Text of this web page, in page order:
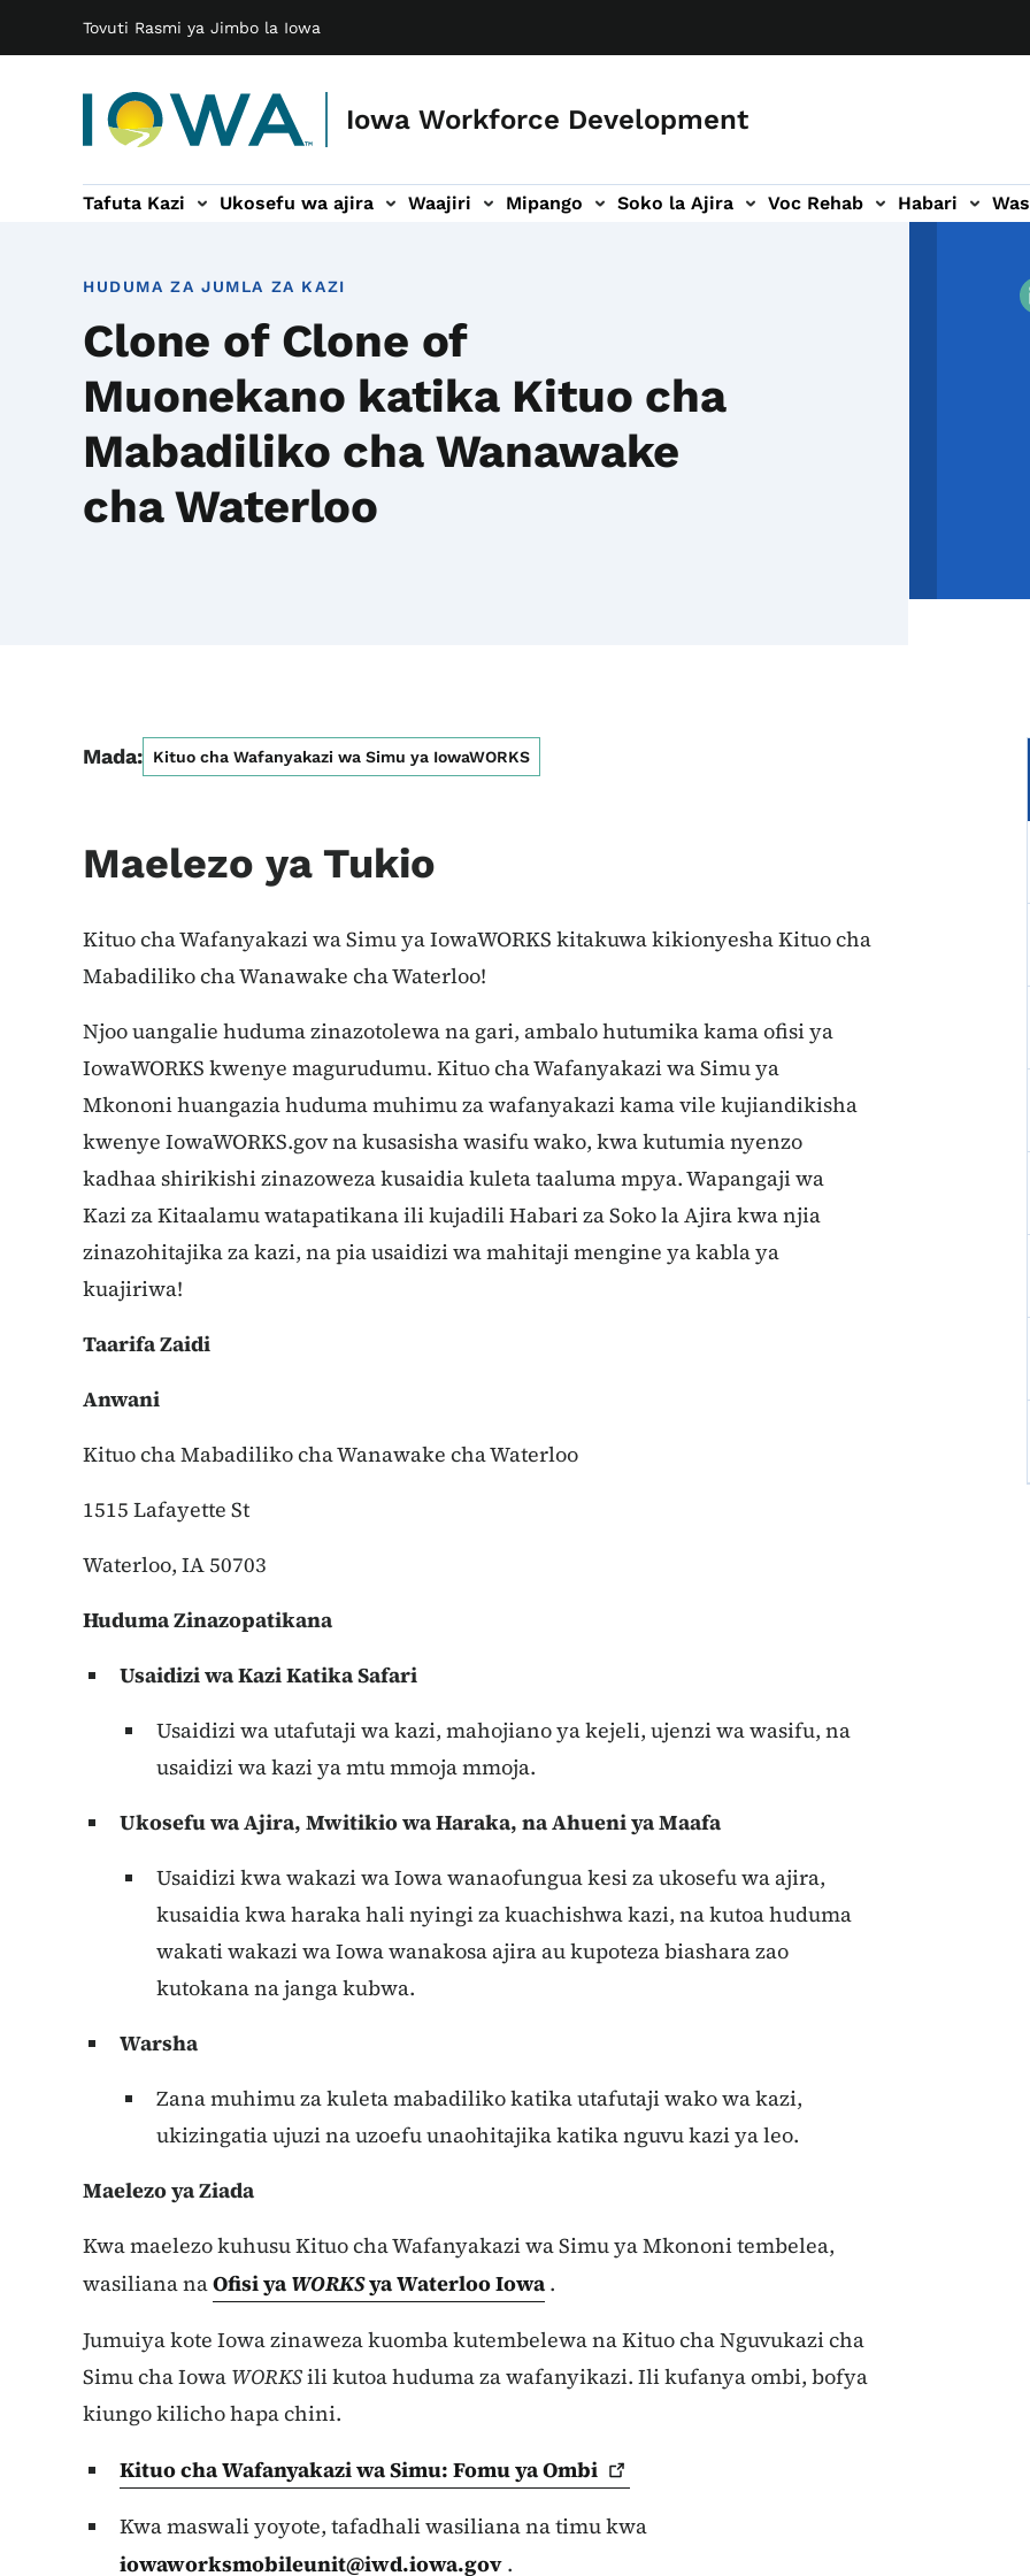
Tovuti Rasmi ya Jimbo la Iowa
Iowa Workforce Development
Main navigation
Tafuta Kazi Ukosefu wa ajira Waajiri Mipango
wa Mipango Soko la Ajira
mdogo wa Soko la Ajira Voc Rehab
Urambazaji mdogo wa Voc Rehab Habari
Urambazaji mdogo wa Habari
Urambazaji mdogo wa Wasiliana
HUDUMA ZA JUMLA ZA KAZI
Clone of Clone of
Muonekano katika Kituo cha
Mabadiliko cha Wanawake
cha Waterloo
Mada: Kituo cha Wafanyakazi wa Simu ya IowaWORKS
Maelezo ya Tukio
Kituo cha Wafanyakazi wa Simu ya IowaWORKS kitakuwa kikionyesha Kituo cha
Mabadiliko cha Wanawake cha Waterloo!
Njoo uangalie huduma zinazotolewa na gari, ambalo hutumika kama ofisi ya
IowaWORKS kwenye magurudumu. Kituo cha Wafanyakazi wa Simu ya
Mkononi huangazia huduma muhimu za wafanyakazi kama vile kujiandikisha
kwenye IowaWORKS.gov na kusasisha wasifu wako, kwa kutumia nyenzo
kadhaa shirikishi zinazoweza kusaidia kuleta taaluma mpya. Wapangaji wa
Kazi za Kitaalamu watapatikana ili kujadili Habari za Soko la Ajira kwa njia
zinazohitajika za kazi, na pia usaidizi wa mahitaji mengine ya kabla ya
kuajiriwa!
Taarifa Zaidi
Anwani
Kituo cha Mabadiliko cha Wanawake cha Waterloo
1515 Lafayette St
Waterloo, IA 50703
Huduma Zinazopatikana
Usaidizi wa Kazi Katika Safari
Usaidizi wa utafutaji wa kazi, mahojiano ya kejeli, ujenzi wa wasifu, na
usaidizi wa kazi ya mtu mmoja mmoja.
Ukosefu wa Ajira, Mwitikio wa Haraka, na Ahueni ya Maafa
Usaidizi kwa wakazi wa Iowa wanaofungua kesi za ukosefu wa ajira,
kusaidia kwa haraka hali nyingi za kuachishwa kazi, na kutoa huduma
wakati wakazi wa Iowa wanakosa ajira au kupoteza biashara zao
kutokana na janga kubwa.
Warsha
Zana muhimu za kuleta mabadiliko katika utafutaji wako wa kazi,
ukizingatia ujuzi na uzoefu unaohitajika katika nguvu kazi ya leo.
Maelezo ya Ziada
Kwa maelezo kuhusu Kituo cha Wafanyakazi wa Simu ya Mkononi tembelea,
wasiliana naOfisi ya WORKSya Waterloo Iowa .
Jumuiya kote Iowa zinaweza kuomba kutembelewa na Kituo cha Nguvukazi cha
Simu cha Iowa WORKSili kutoa huduma za wafanyikazi. Ili kufanya ombi, bofya
kiungo kilicho hapa chini.
Kituo cha Wafanyakazi wa Simu: Fomu yaOmbi
Kwa maswali yoyote, tafadhali wasiliana na timu kwa
iowaworksmobileunit@iwd.iowa.gov .